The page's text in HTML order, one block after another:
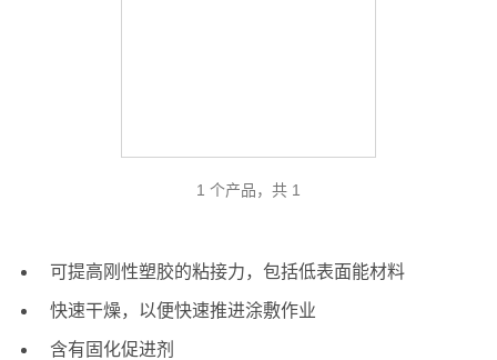
1 个产品，共 1
可提高刚性塑胶的粘接力，包括低表面能材料
快速干燥，以便快速推进涂敷作业
含有固化促进剂